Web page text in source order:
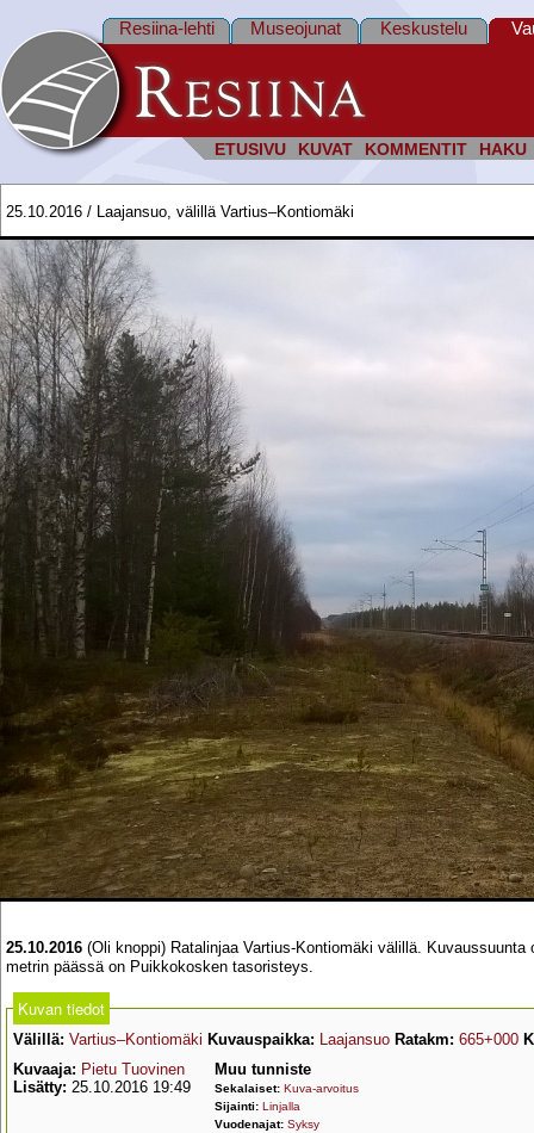
ETUSIVU KUVAT KOMMENTIT HAKU
Resiina-lehti Museojunat Keskustelu
25.10.2016 / Laajansuo, välillä Vartius–Kontiomäki
25.10.2016 (Oli knoppi) Ratalinjaa Vartius-Kontiomäki välillä.
metrin päässä on Puikkokosken tasoristeys.
Kuvan tiedot
Välillä: Vartius–Kontiomäki Kuvauspaikka: Laajansuo Ratakm: 665+000
Kuvaaja: Pietu Tuovinen
Lisätty: 25.10.2016 19:49
Muu tunniste
Sekalaiset: Kuva-arvoitus
Sijainti: Linjalla
Vuodenajat: Syksy